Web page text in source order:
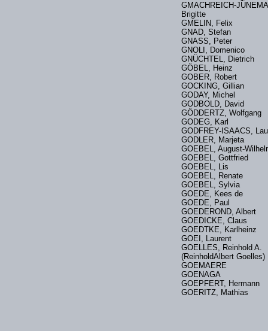
GMACHREICH-
Brigitte
GMELIN, Felix
GNAD, Stefan
GNASS, Peter
GNOLI, Domenico
GNÜCHTEL, Dietrich
GÖBEL, Heinz
GOBER, Robert
GOCKING, Gillian
GODAY, Michel
GODBOLD, David
GÖDDERTZ,
GODEG, Karl
GODFREY-ISAACS,
GODLER, Marjeta
GOEBEL, August-
GOEBEL, Gottfried
GOEBEL, Lis
GOEBEL, Renate
GOEBEL, Sylvia
GOEDE, Kees de
GOEDE, Paul
GOEDEROND, Albert
GOEDICKE, Claus
GOEDTKE, Karlheinz
GOEI, Laurent
GOELLES, Reinhold A.
(ReinholdAlbert Goelles)
GOEMAERE
GOENAGA
GOEPFERT, Hermann
GOERITZ, Mathias